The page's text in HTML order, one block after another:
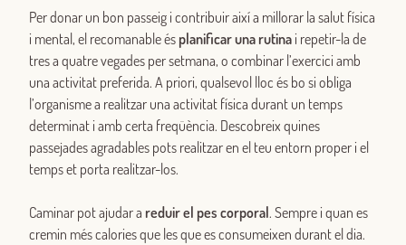
Per donar un bon passeig i contribuir així a millorar la salut física
i mental, el recomanable és planificar una rutina i repetir-la de
tres a quatre vegades per setmana, o combinar l’exercici amb
una activitat preferida. A priori, qualsevol lloc és bo si obliga
l’organisme a realitzar una activitat física durant un temps
determinat i amb certa freqüència. Descobreix quines
passejades agradables pots realitzar en el teu entorn proper i el
temps et porta realitzar-los.
Caminar pot ajudar a reduir el pes corporal. Sempre i quan es
cremin més calories que les que es consumeixen durant el dia.